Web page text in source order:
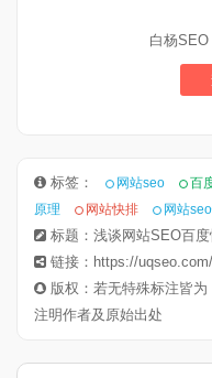
白杨
标签： 网站seo 百
原理
网站快排 网站
标题：浅谈网站SEO百
链接：https://
版权：若无特殊标注皆为
注明作者及原始出处